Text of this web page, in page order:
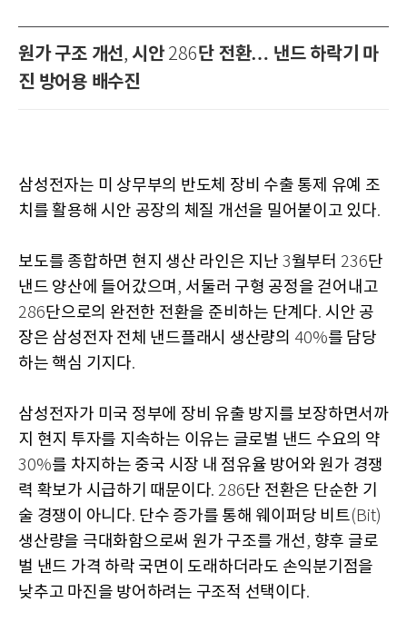
원가 구조 개선, 시안 286단 전환… 낸드 하락기 마
진 방어용 배수진
삼성전자는 미 상무부의 반도체 장비 수출 통제 유예 조
치를 활용해 시안 공장의 체질 개선을 밀어붙이고 있다.
보도를 종합하면 현지 생산 라인은 지난 3월부터 236단
낸드 양산에 들어갔으며 , 서둘러 구형 공정을 걷어내고
286단으로의 완전한 전환을 준비하는 단계다. 시안 공
장은 삼성전자 전체 낸드플래시 생산량의 40%를 담당
하는 핵심 기지다.
삼성전자가 미국 정부에 장비 유출 방지를 보장하면서까
지 현지 투자를 지속하는 이유는 글로벌 낸드 수요의 약
30%를 차지하는 중국 시장 내 점유율 방어와 원가 경쟁
력 확보가 시급하기 때문이다. 286단 전환은 단순한 기
술 경쟁이 아니다. 단수 증가를 통해 웨이퍼당 비트(Bit)
생산량을 극대화함으로써 원가 구조를 개선, 향후 글로
벌 낸드 가격 하락 국면이 도래하더라도 손익분기점을
낮추고 마진을 방어하려는 구조적 선택이다.